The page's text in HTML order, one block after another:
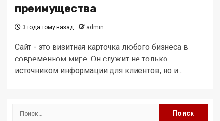
преимущества
3 года тому назад admin
Сайт - это визитная карточка любого бизнеса в
современном мире. Он служит не только
источником информации для клиентов, но и...
Найти: